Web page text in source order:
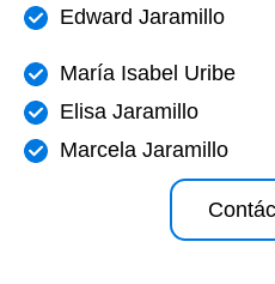
Edward Jaramillo
María Isabel Uribe
Elisa Jaramillo
Marcela Jaramillo